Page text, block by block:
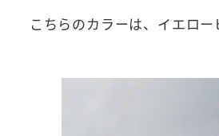
こちらのカラーは、イエロー